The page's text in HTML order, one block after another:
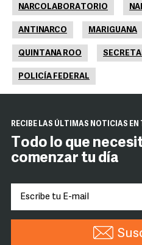
NARCOLABORATORIO
ANTINARCO MARIGUANA
QUINTANA ROO
POLICÍA FEDERAL
RECIBE LAS ÚLTIMAS NOTICIAS EN
Todo lo que
comenzar tu día